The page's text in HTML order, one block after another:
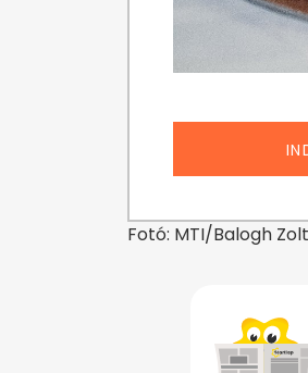
Fotó: MTI/Balogh